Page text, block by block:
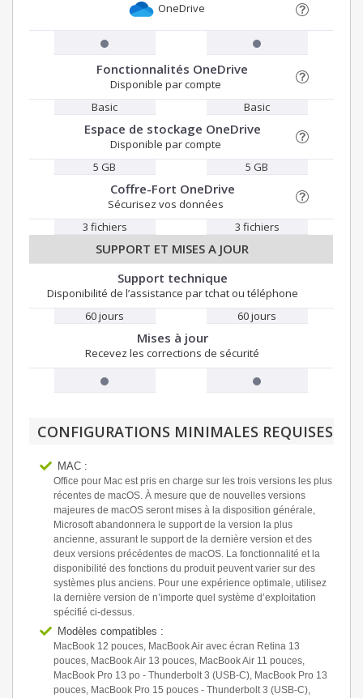
OneDrive
Fonctionnalités OneDrive
Disponible par compte
Basic
Basic
Espace de stockage OneDrive
Disponible par compte
5 GB
5 GB
Coffre-Fort OneDrive
Sécurisez vos données
3 fichiers
3 fichiers
SUPPORT ET MISES A JOUR
Support technique
Disponibilité de l’assistance par tchat ou téléphone
60 jours
60 jours
Mises à jour
Recevez les corrections de sécurité
CONFIGURATIONS MINIMALES REQUISES
MAC :
Office pour Mac est pris en charge sur les trois versions les plus
récentes de macOS. À mesure que de nouvelles versions
majeures de macOS seront mises à la disposition générale,
Microsoft abandonnera le support de la version la plus
ancienne, assurant le support de la dernière version et des
deux versions précédentes de macOS. La fonctionnalité et la
disponibilité des fonctions du produit peuvent varier sur des
systèmes plus anciens. Pour une expérience optimale, utilisez
la dernière version de n’importe quel système d’exploitation
spécifié ci-dessus.
Modèles compatibles :
MacBook 12 pouces, MacBook Air avec écran Retina 13
pouces, MacBook Air 13 pouces, MacBook Air 11 pouces,
MacBook Pro 13 po - Thunderbolt 3 (USB-C), MacBook Pro 13
pouces, MacBook Pro 15 pouces - Thunderbolt 3 (USB-C),